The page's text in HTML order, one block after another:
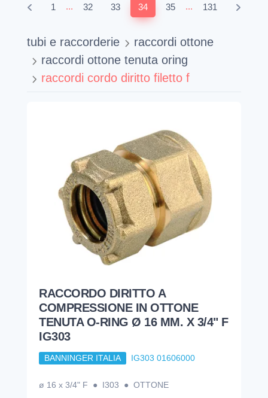
1 ... 32 33 34 35 ... 131
tubi e raccorderie
raccordi ottone
raccordi ottone tenuta oring
raccordi cordo diritto filetto f
RACCORDO DIRITTO A
COMPRESSIONE IN OTTONE
TENUTA O-RING Ø 16 MM. X 3/4" F
IG303
BANNINGER ITALIA IG303 01606000
ø 16 x 3/4" F ● I303 ● OTTONE